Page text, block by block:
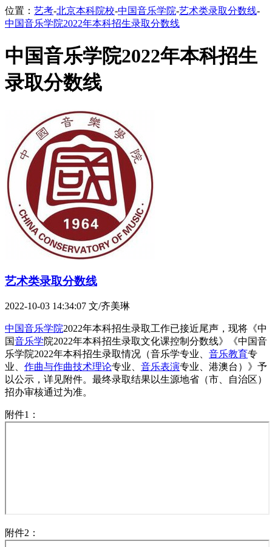
位置： 艺考-北京本科院校-中国音乐学院-艺术类录取分数线-
中国音乐学院2022年本科招生录取分数线
中国音乐学院2022年本科招生
录取分数线
艺术类录取分数线
2022-10-03 14:34:07 文/齐美琳
中国音乐学院2022年本科招生录取工作已接近尾声，现将《中
国音乐学院2022年本科招生录取文化课控制分数线》《中国音
乐学院2022年本科招生录取情况（音乐学专业、 音乐教育专
业、 作曲与作曲技术理论专业、 音乐表演专业、港澳台）》予
以公示，详见附件。最终录取结果以生源地省（市、自治区）
招办审核通过为准。
附件1：
附件2：